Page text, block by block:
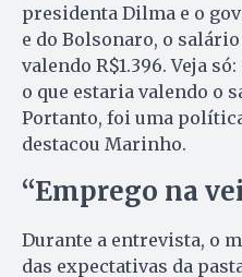
presidenta Dilma e o
e do Bolsonaro, o
valendo R$1.396. Veja só:
o que estaria valendo o
Portanto, foi uma
destacou Marinho.
“Emprego na
Durante a entrevista, o
das expectativas da